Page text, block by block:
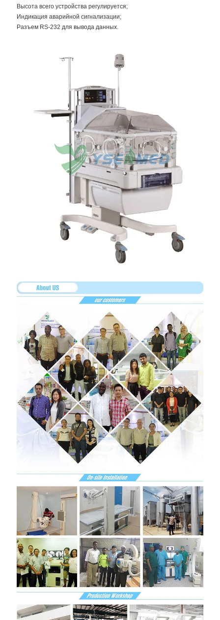
Высота всего устройства регулируется;
Индикация аварийной сигнализации;
Разъем RS-232 для вывода данных.